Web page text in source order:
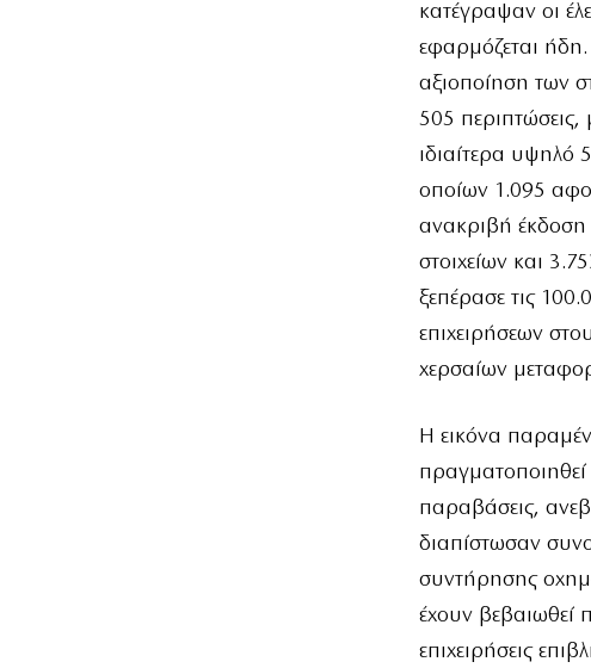
κατέγραψαν οι
εφαρμόζεται
αξιοποίηση των
505
ιδιαίτερα υψηλό
οποίων 1.095
ανακριβή έκδοση
στοιχείων και
ξεπέρασε τις
επιχειρήσεων
χερσαίων
Η εικόνα
παραβάσεις,
διαπίστωσαν
συντήρησης
έχουν βεβαιωθεί
επιχειρήσεις